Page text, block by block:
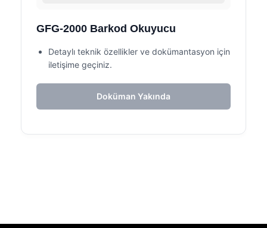
GFG-2000 Barkod Okuyucu
Detaylı teknik özellikler ve dokümantasyon için
iletişime geçiniz.
Doküman Yakında